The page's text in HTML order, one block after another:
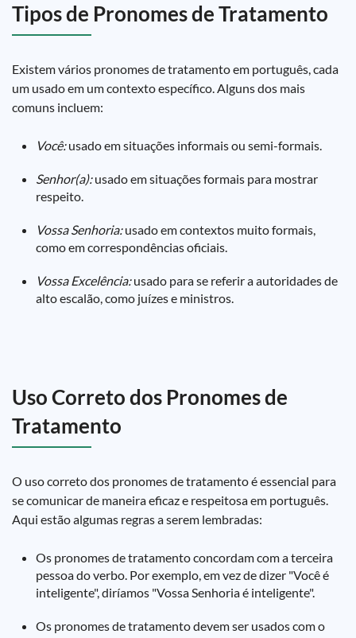
Tipos de Pronomes de Tratamento
Existem vários pronomes de tratamento em português, cada
um usado em um contexto específico. Alguns dos mais
comuns incluem:
Você:usado em situações informais ou semi-formais.
Senhor(a):usado em situações formais para mostrar
respeito.
Vossa Senhoria:usado em contextos muito formais,
como em correspondências oficiais.
Vossa Excelência:usado para se referir a autoridades de
alto escalão, como juízes e ministros.
Uso Correto dos Pronomes de
Tratamento
O uso correto dos pronomes de tratamento é essencial para
se comunicar de maneira eficaz e respeitosa em português.
Aqui estão algumas regras a serem lembradas:
Os pronomes de tratamento concordam com a terceira
pessoa do verbo. Por exemplo, em vez de dizer "Você é
inteligente", diríamos "Vossa Senhoria é inteligente".
Os pronomes de tratamento devem ser usados com o